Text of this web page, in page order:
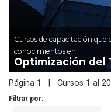
Cursos de capacitación
conocimientos en
Optimización del
Página 1 | Cursos 1 al 20
Filtrar por: